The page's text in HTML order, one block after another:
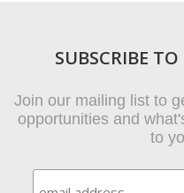
SUBSCRIBE
Join our mailing list to
opportunities and
to